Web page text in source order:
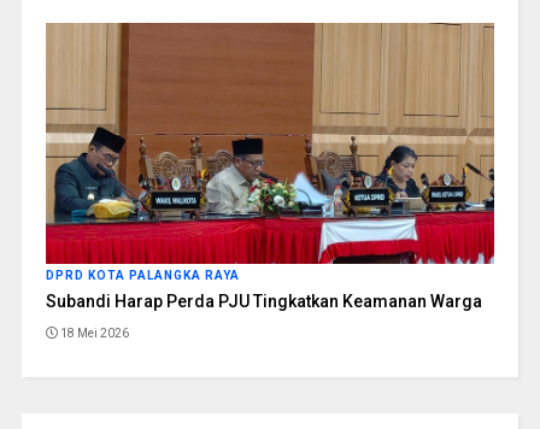
DPRD KOTA PALANGKA RAYA
Subandi Harap Perda PJU Tingkatkan Keamanan Warga
18 Mei 2026